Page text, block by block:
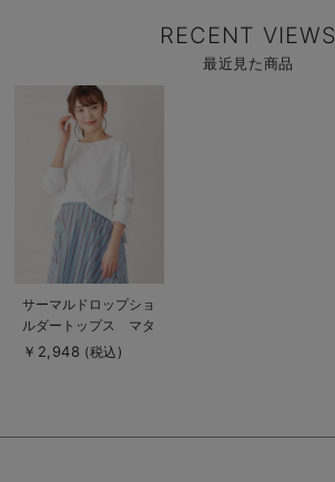
RECENT VIEWS
最近見た商品
商
品
詳
細
を
サーマルドロップショ
ルダートップス マタ
ニティ・授乳服【出産
￥2,948 (税込)